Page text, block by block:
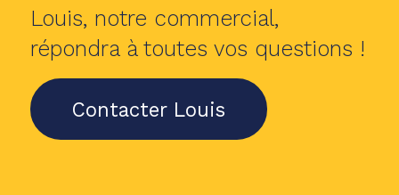
Louis, notre commercial,
répondra à toutes vos questions !
Contacter Louis